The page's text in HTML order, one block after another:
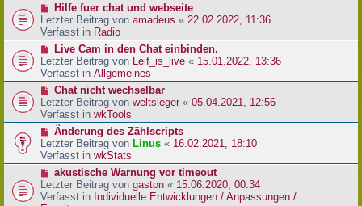
N
e
u
e
r
B
e
t
r
a
g
Hilfe fuer chat und webseite
Letzter Beitrag von amadeus « 22.02.2022, 11:36
Verfasst in Radio
N
e
u
e
r
B
e
t
r
a
g
Live Cam in den Chat einbinden.
Letzter Beitrag von Leif_is_live « 15.01.2022, 13:36
Verfasst in Allgemeines
N
e
u
e
r
B
e
t
r
Chat nicht wechselbar
Letzter Beitrag von weltsieger « 05.04.2021, 12:56
Verfasst in wkTools
N
e
u
e
r
B
e
Änderung des Zählscripts
Letzter Beitrag von Linus « 16.02.2021, 18:10
Verfasst in wkStats
N
e
u
akustische Warnung vor timeout
Letzter Beitrag von gaston « 15.06.2020, 00:34
Verfasst in Individuelle Entwicklungen / Anpassungen /